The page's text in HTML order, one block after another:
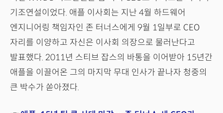
기조연설이었다. 애플 이사회는 지난 4월 하드웨어
엔지니어링 책임자인 존 터너스에게 9월 1일부로 CEO
자리를 이양하고 자신은 이사회 의장으로 물러난다고
발표했다. 2011년 스티브 잡스의 바통을 이어받아 15년간
애플을 이끌어온 그의 마지막 무대 인사가 끝나자 청중의
큰 박수가 쏟아졌다.